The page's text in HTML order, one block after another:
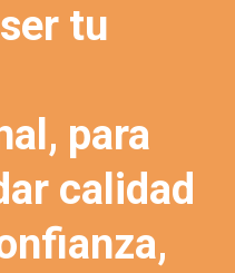
tu
para
calidad